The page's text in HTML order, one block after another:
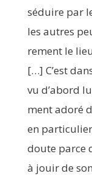
séduire par
les autres
re­ment le
[…] C’est
vu d’abord
ment ado­ré
en
doute parce
à jouir de